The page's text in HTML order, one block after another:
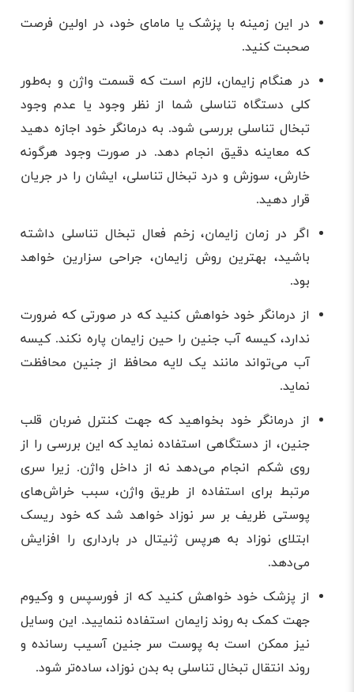
در این زمینه با پزشک یا مامای خود، در اولین فرصت
صحبت کنید.
در هنگام زایمان، لازم است که قسمت واژن و به‌طور
کلی دستگاه تناسلی شما از نظر وجود یا عدم وجود
تبخال تناسلی بررسی شود. به درمانگر خود اجازه دهید
که معاینه دقیق انجام دهد. در صورت وجود هرگونه
خارش، سوزش و درد تبخال تناسلی، ایشان را در جریان
قرار دهید.
اگر در زمان زایمان، زخم فعال تبخال تناسلی داشته
باشید، بهترین روش زایمان، جراحی سزارین خواهد
بود.
از درمانگر خود خواهش کنید که در صورتی که ضرورت
ندارد، کیسه آب جنین را حین زایمان پاره نکند. کیسه
آب می‌تواند مانند یک لایه محافظ از جنین محافظت
نماید.
از درمانگر خود بخواهید که جهت کنترل ضربان قلب
جنین، از دستگاهی استفاده نماید که این بررسی را از
روی شکم انجام می‌دهد نه از داخل واژن. زیرا سری
مرتبط برای استفاده از طریق واژن، سبب خراش‌های
پوستی ظریف بر سر نوزاد خواهد شد که خود ریسک
ابتلای نوزاد به هرپس ژنیتال در بارداری را افزایش
می‌دهد.
از پزشک خود خواهش کنید که از فورسپس و وکیوم
جهت کمک به روند زایمان استفاده ننمایید. این وسایل
نیز ممکن است به پوست سر جنین آسیب رسانده و
روند انتقال تبخال تناسلی به بدن نوزاد، ساده‌تر شود.